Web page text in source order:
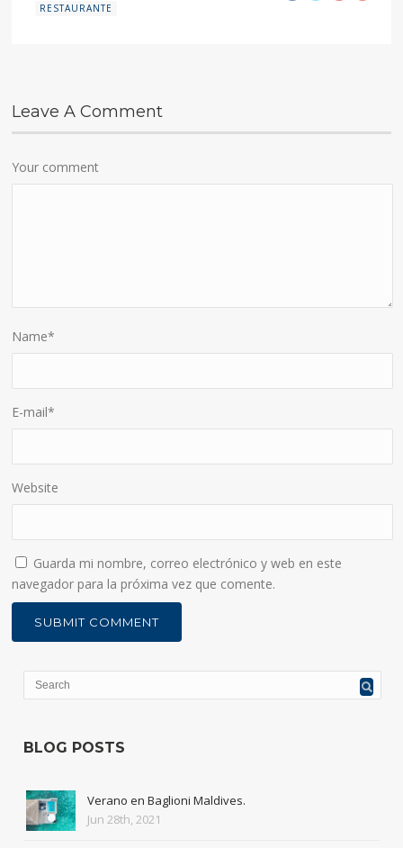
RESTAURANTE
Leave A Comment
Your comment
Name*
E-mail*
Website
Guarda mi nombre, correo electrónico y web en este
navegador para la próxima vez que comente.
BLOG POSTS
Verano en Baglioni Maldives.
Jun 28th, 2021